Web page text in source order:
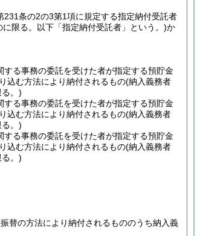
231条の2の3第1項に規定する指定納付受託者
限る。以下「指定納付受託者」という。)か
る事務の委託を受けた者が指定する預貯金
込む方法により納付されるもの(納入義務者
。)
る事務の委託を受けた者が指定する預貯金
込む方法により納付されるもの(納入義務者
。)
る事務の委託を受けた者が指定する預貯金
込む方法により納付されるもの(納入義務者
。)
替の方法により納付されるもののうち納入義